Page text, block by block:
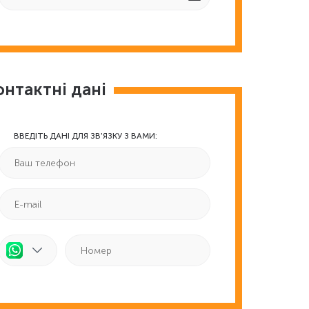
дані
ВВЕДІТЬ ДАНІ ДЛЯ ЗВ'ЯЗКУ З ВАМИ: